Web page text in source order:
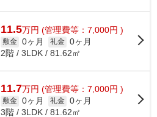
11.5万円 (管理費等：7,000円 )
敷金 0ヶ月 礼金 0ヶ月
2階 / 3LDK / 81.62㎡
11.7万円 (管理費等：7,000円 )
敷金 0ヶ月 礼金 0ヶ月
3階 / 3LDK / 81.62㎡